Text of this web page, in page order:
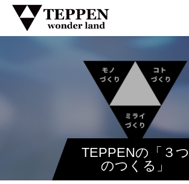
TEPPENの「３つ
のつくる」